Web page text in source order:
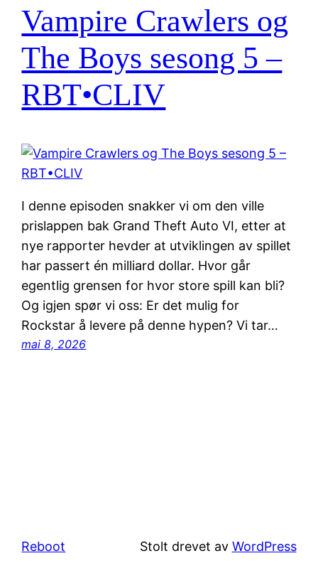
Vampire Crawlers og
The Boys sesong 5 –
RBT•CLIV
I denne episoden snakker vi om den ville
prislappen bak Grand Theft Auto VI, etter at
nye rapporter hevder at utviklingen av spillet
har passert én milliard dollar. Hvor går
egentlig grensen for hvor store spill kan bli?
Og igjen spør vi oss: Er det mulig for
Rockstar å levere på denne hypen? Vi tar…
mai 8, 2026
Reboot Stolt drevet av WordPress